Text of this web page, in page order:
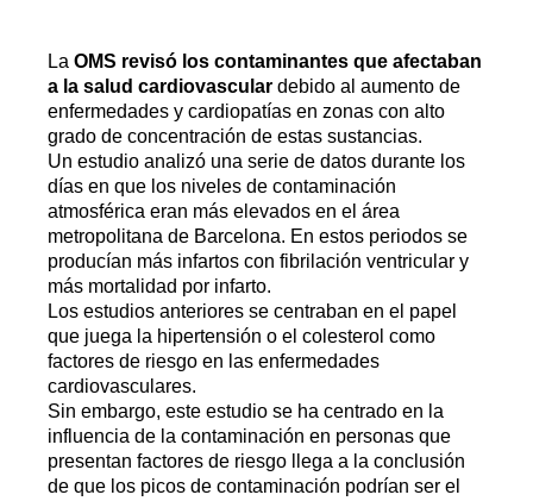
La OMS revisó los contaminantes que afectaban
a la salud cardiovascular debido al aumento de
enfermedades y cardiopatías en zonas con alto
grado de concentración de estas sustancias.
Un estudio analizó una serie de datos durante los
días en que los niveles de contaminación
atmosférica eran más elevados en el área
metropolitana de Barcelona. En estos periodos se
producían más infartos con fibrilación ventricular y
más mortalidad por infarto.
Los estudios anteriores se centraban en el papel
que juega la hipertensión o el colesterol como
factores de riesgo en las enfermedades
cardiovasculares.
Sin embargo, este estudio se ha centrado en la
influencia de la contaminación en personas que
presentan factores de riesgo llega a la conclusión
de que los picos de contaminación podrían ser el